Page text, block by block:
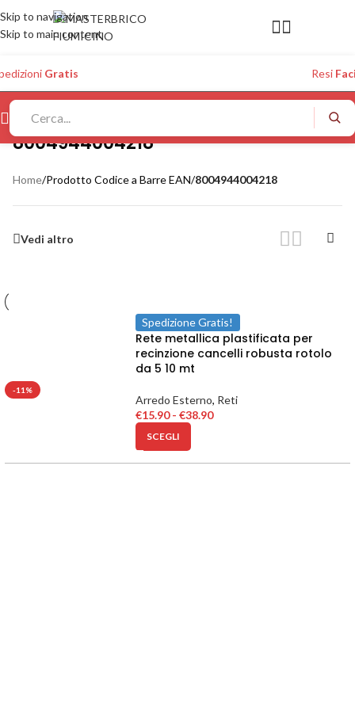
Skip to navigation
Skip to main content
Gratis Resi
8004944004218
Home/Prodotto Codice a Barre EAN/8004944004218
Vedi altro
-11%
Spedizione Gratis!
Rete metallica plastificata per
recinzione cancelli robusta rotolo
da 5 10 mt
Arredo Esterno, Reti
€15.90 - €38.90
SCEGLI